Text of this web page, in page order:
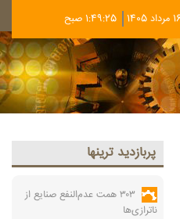
1:49:25 صبح
پربازديد ترينها
۳۰۳ همت عدم‌النفع صنایع از
ناترازی‌ها